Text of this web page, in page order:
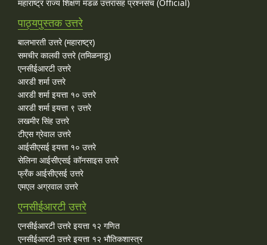
महाराष्ट्र राज्य शिक्षण मंडळ उत्तरांसह प्रश्नसंच (Official)
पाठ्यपुस्तक उत्तरे
बालभारती उत्तरे (महाराष्ट्र)
समचीर कालवी उत्तरे (तमिळनाडू)
एनसीईआरटी उत्तरे
आरडी शर्मा उत्तरे
आरडी शर्मा इयत्ता १० उत्तरे
आरडी शर्मा इयत्ता ९ उत्तरे
लखमीर सिंह उत्तरे
टीएस ग्रेवाल उत्तरे
आईसीएसई इयत्ता १० उत्तरे
सेलिना आईसीएसई कॉनसाइस उत्तरे
फ्रँक आईसीएसई उत्तरे
एमएल अग्रवाल उत्तरे
एनसीईआरटी उत्तरे
एनसीईआरटी उत्तरे इयत्ता १२ गणित
एनसीईआरटी उत्तरे इयत्ता १२ भौतिकशास्त्र